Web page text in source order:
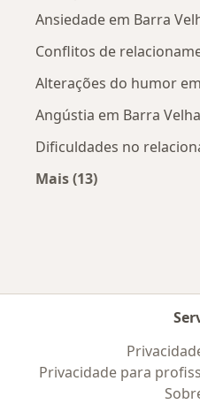
Ansiedade em Barra
Conflitos de
Alterações do humor
Angústia em Barra Velha
Dificuldades no
Mais (13)
Privacidade para